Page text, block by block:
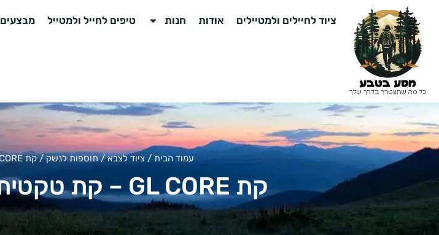
ציוד לחיילים ולמטיילים אודות חנות טיפים לחייל ולמטייל מבצעים
עמוד הבית/ציוד לצבא/תוספות לנשק/ קת GL CORE – קת טקטית חזקה, מדויקת ונוחה
קת GL CORE – קת טקטית חזקה, מדויקת ונוחה